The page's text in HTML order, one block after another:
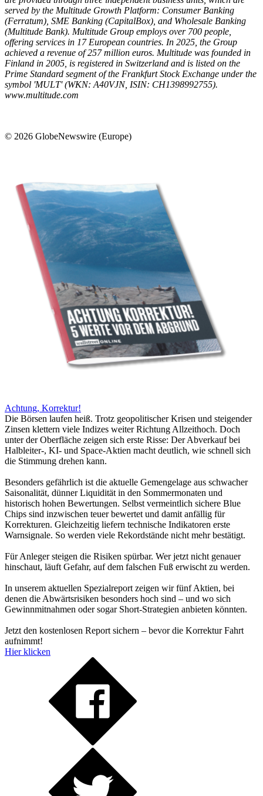
served by the Multitude Growth Platform: Consumer Banking
(Ferratum), SME Banking (CapitalBox), and Wholesale Banking
(Multitude Bank). Multitude Group employs over 700 people,
offering services in 17 European countries. In 2025, the Group
achieved a revenue of 257 million euros. Multitude was founded in
Finland in 2005, is registered in Switzerland and is listed on the
Prime Standard segment of the Frankfurt Stock Exchange under the
symbol 'MULT' (WKN: A40VJN, ISIN: CH1398992755).
www.multitude.com
© 2026 GlobeNewswire (Europe)
Achtung, Korrektur!
Die Börsen laufen heiß. Trotz geopolitischer Krisen und steigender
Zinsen klettern viele Indizes weiter Richtung Allzeithoch. Doch
unter der Oberfläche zeigen sich erste Risse: Der Abverkauf bei
Halbleiter-, KI- und Space-Aktien macht deutlich, wie schnell sich
die Stimmung drehen kann.
Besonders gefährlich ist die aktuelle Gemengelage aus schwacher
Saisonalität, dünner Liquidität in den Sommermonaten und
historisch hohen Bewertungen. Selbst vermeintlich sichere Blue
Chips sind inzwischen teuer bewertet und damit anfällig für
Korrekturen. Gleichzeitig liefern technische Indikatoren erste
Warnsignale. So werden viele Rekordstände nicht mehr bestätigt.
Für Anleger steigen die Risiken spürbar. Wer jetzt nicht genauer
hinschaut, läuft Gefahr, auf dem falschen Fuß erwischt zu werden.
In unserem aktuellen Spezialreport zeigen wir fünf Aktien, bei
denen die Abwärtsrisiken besonders hoch sind – und wo sich
Gewinnmitnahmen oder sogar Short-Strategien anbieten könnten.
Jetzt den kostenlosen Report sichern – bevor die Korrektur Fahrt
aufnimmt!
Hier klicken